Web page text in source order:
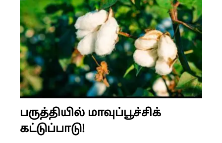
பருத்தியில் மாவுப்பூச்சிக்
கட்டுப்பாடு!